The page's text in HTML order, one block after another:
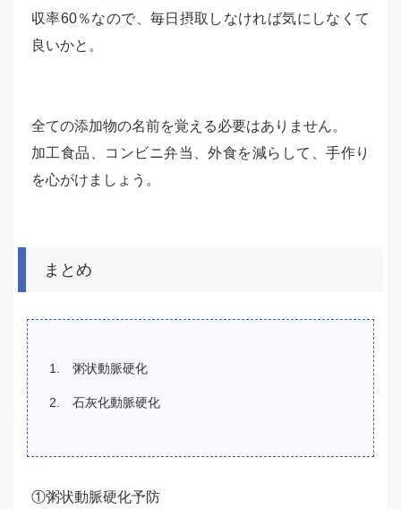
収率60％なので、毎日摂取しなければ気にしなくて
良いかと。
全ての添加物の名前を覚える必要はありません。
加工食品、コンビニ弁当、外食を減らして、手作り
を心がけましょう。
まとめ
粥状動脈硬化
石灰化動脈硬化
①粥状動脈硬化予防